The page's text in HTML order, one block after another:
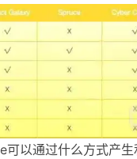
以通过什么方式产生